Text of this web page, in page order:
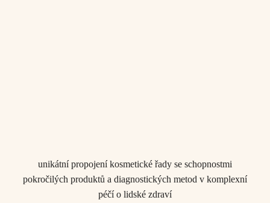
unikátní propojení kosmetické řady se schopnostmi
pokročilých produktů a diagnostických metod v komplexní
péčí o lidské zdraví